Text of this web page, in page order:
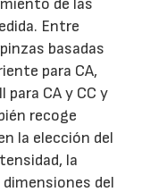
de las
Entre
basadas
para CA,
CA y CC y
recoge
la elección del
la
del